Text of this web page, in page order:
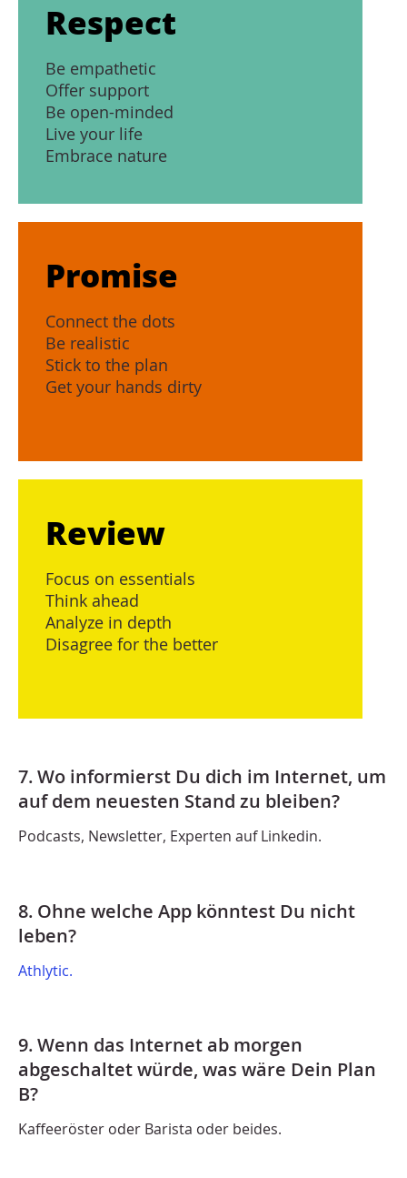
Respect
Be empathetic
Offer support
Be open-minded
Live your life
Embrace nature
Promise
Connect the dots
Be realistic
Stick to the plan
Get your hands dirty
Review
Focus on essentials
Think ahead
Analyze in depth
Disagree for the better
7. Wo informierst Du dich im Internet, um
auf dem neuesten Stand zu bleiben?
Podcasts, Newsletter, Experten auf Linkedin.
8. Ohne welche App könntest Du nicht
leben?
Athlytic.
9. Wenn das Internet ab morgen
abgeschaltet würde, was wäre Dein Plan
B?
Kaffeeröster oder Barista oder beides.